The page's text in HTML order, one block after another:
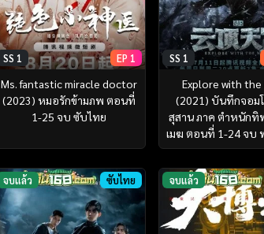
SS 1 EP 1
Ms. fantastic miracle doctor
(2023) หมอรักข้ามภพ ตอนที่
1-25 จบ ซับไทย
SS 1
Explore with
(2021) บันทึกจอม
สุสาน ภาค ตำหนัก
เมฆ ตอนที่ 1-24 จบ
จบแล้ว ซับไทย จบแล้ว